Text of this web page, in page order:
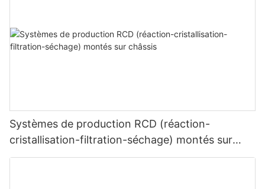
Systèmes de production RCD (réaction-
cristallisation-filtration-séchage) montés sur
châssis